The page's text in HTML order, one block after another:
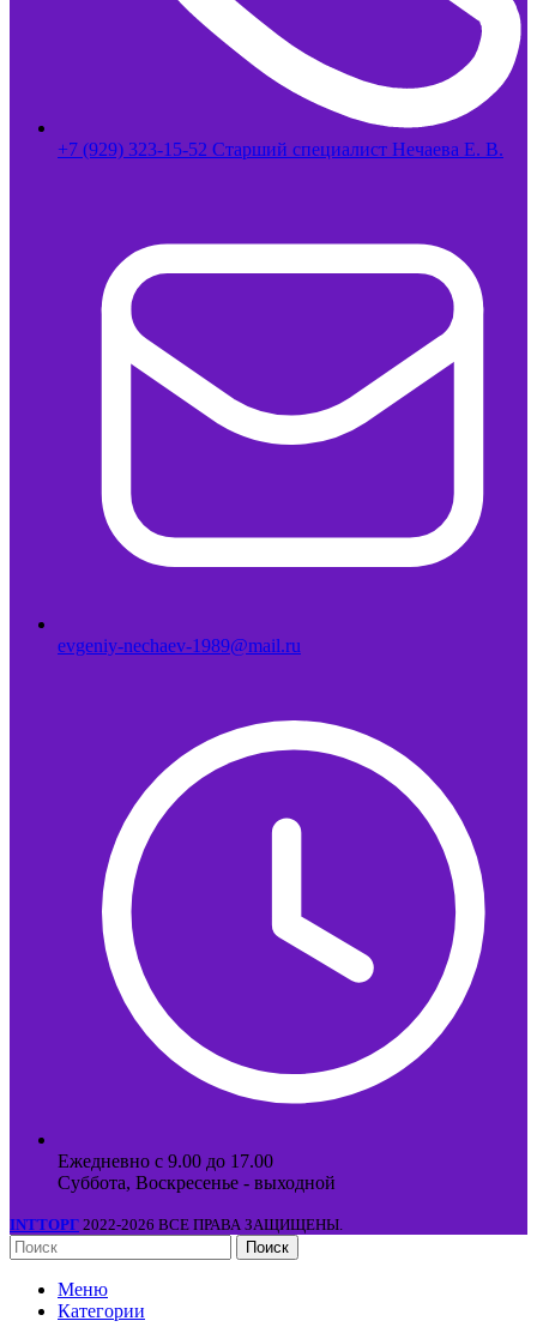
+7 (929) 323-15-52 Старший специалист Нечаева Е. В.
evgeniy-nechaev-1989@mail.ru
Ежедневно с 9.00 до 17.00
Суббота, Воскресенье - выходной
INTТОРГ 2022-2026 ВСЕ ПРАВА ЗАЩИЩЕНЫ.
Поиск
Меню
Категории